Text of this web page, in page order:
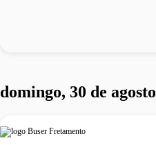
domingo, 30 de agosto